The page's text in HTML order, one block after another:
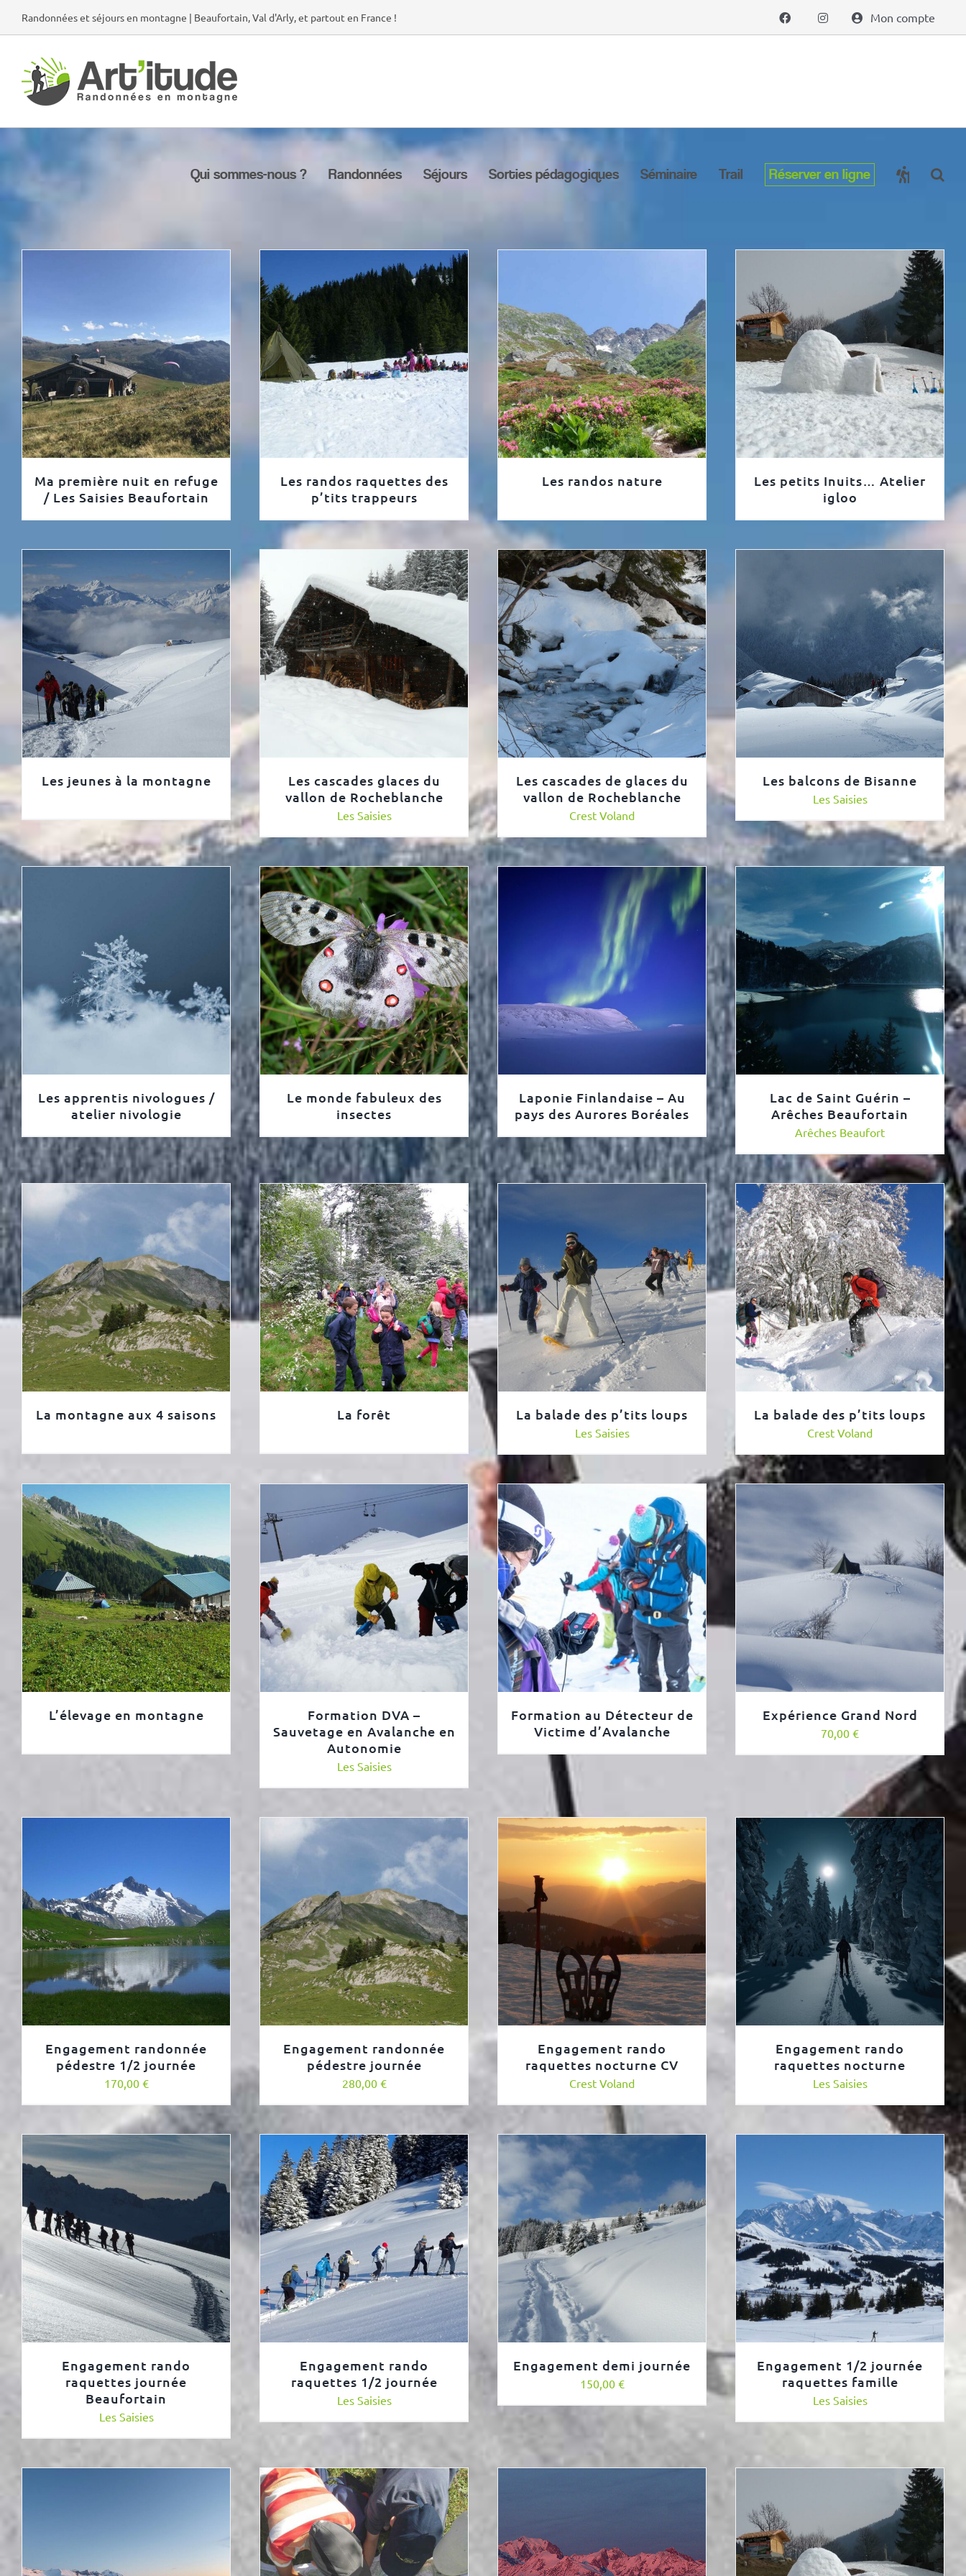
Randonnées et séjours en montagne | Beaufortain, Val d'Arly, et partout en France ! Mon compte
Qui sommes-nous ? Randonnées Séjours Sorties pédagogiques Séminaire Trail Réserver en ligne
Ma première nuit en refuge
/ Les Saisies Beaufortain
Les randos raquettes des
p’tits trappeurs
Les randos nature
Les petits Inuits… Atelier
igloo
Les jeunes à la montagne
Les cascades glaces du
vallon de Rocheblanche
Les Saisies
Les cascades de glaces du
vallon de Rocheblanche
Crest Voland
Les balcons de Bisanne
Les Saisies
Les apprentis nivologues /
atelier nivologie
Le monde fabuleux des
insectes
Laponie Finlandaise – Au
pays des Aurores Boréales
Lac de Saint Guérin –
Arêches Beaufortain
Arêches Beaufort
La montagne aux 4 saisons La forêt La balade des p’tits loups
Les Saisies
La balade des p’tits loups
Crest Voland
L’élevage en montagne
Formation DVA –
Sauvetage en Avalanche en
Autonomie
Les Saisies
Formation au Détecteur de
Victime d’Avalanche
Expérience Grand Nord
70,00 €
Engagement randonnée
pédestre 1/2 journée
170,00 €
Engagement randonnée
pédestre journée
280,00 €
Engagement rando
raquettes nocturne CV
Crest Voland
Engagement rando
raquettes nocturne
Les Saisies
Engagement rando
raquettes journée
Beaufortain
Les Saisies
Engagement rando
raquettes 1/2 journée
Les Saisies
Engagement demi journée
150,00 €
Engagement 1/2 journée
raquettes famille
Les Saisies